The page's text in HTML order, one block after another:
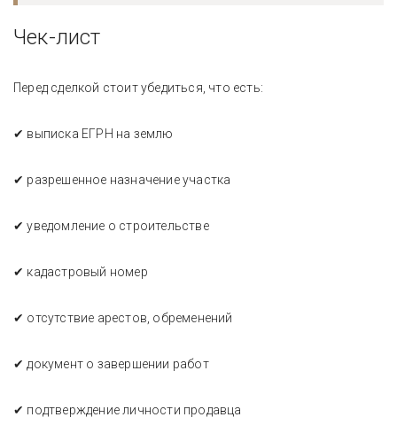
Чек-лист
Перед сделкой стоит убедиться, что есть:
✔ выписка ЕГРН на землю
✔ разрешенное назначение участка
✔ уведомление о строительстве
✔ кадастровый номер
✔ отсутствие арестов, обременений
✔ документ о завершении работ
✔ подтверждение личности продавца